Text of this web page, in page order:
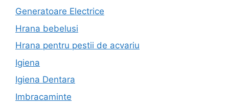
Generatoare Electrice
Hrana bebelusi
Hrana pentru pestii de acvariu
Igiena
Igiena Dentara
Imbracaminte